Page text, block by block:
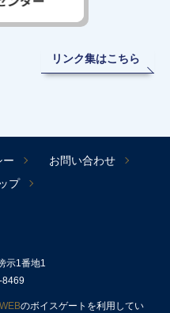
リンク集はこちら
ー
お問い合わせ
プ
示1番地1
8469
のボイスゲートを利用してい